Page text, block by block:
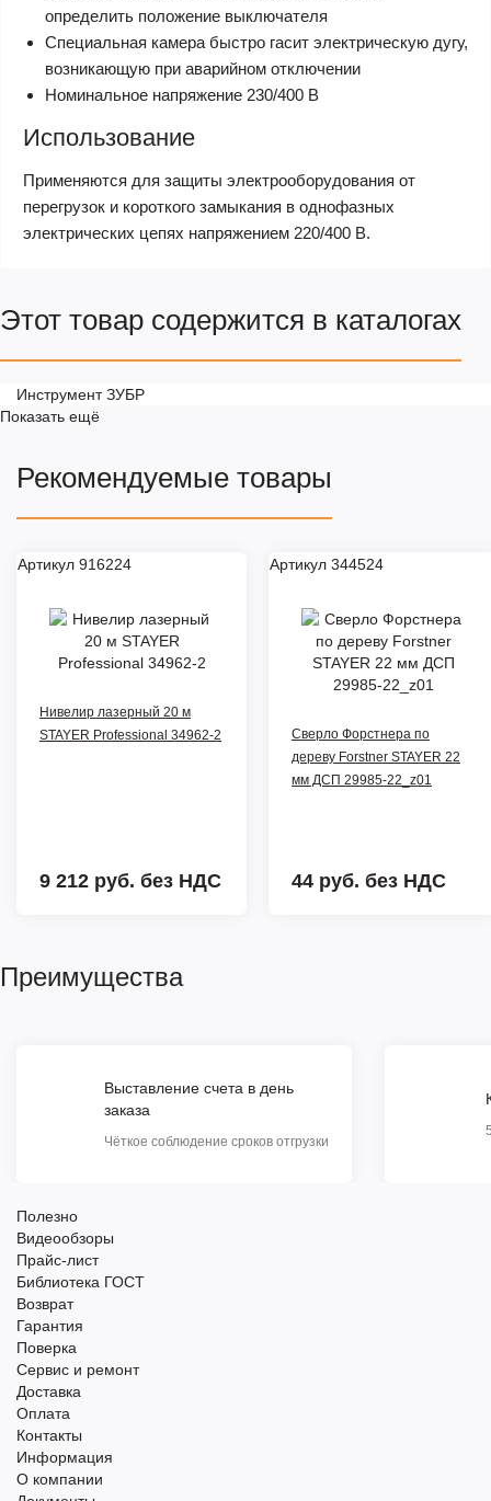
определить положение выключателя
Специальная камера быстро гасит электрическую дугу,
возникающую при аварийном отключении
Номинальное напряжение 230/400 В
Использование
Применяются для защиты электрооборудования от
перегрузок и короткого замыкания в однофазных
электрических цепях напряжением 220/400 В.
Этот товар содержится в каталогах
Инструмент ЗУБР
Показать ещё
Рекомендуемые товары
Артикул 916224
Нивелир лазерный 20 м
STAYER Professional 34962-2
9 212 руб. без НДС
Артикул 344524
Сверло Форстнера по
дереву Forstner STAYER 22
мм ДСП 29985-22_z01
44 руб. без НДС
Преимущества
Выставление счета в день
заказа
Чёткое соблюдение сроков отгрузки
Полезно
Видеообзоры
Прайс-лист
Библиотека ГОСТ
Возврат
Гарантия
Поверка
Сервис и ремонт
Доставка
Оплата
Контакты
Информация
О компании